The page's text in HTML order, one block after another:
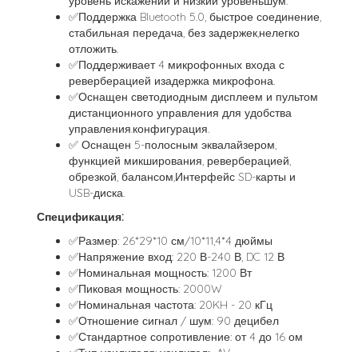
✅Поддержка Bluetooth 5.0, быстрое соединение,
стабильная передача, без задержек,нелегко
отложить.
✅Поддерживает 4 микрофонных входа с
реверберацией изадержка микрофона.
✅Оснащен светодиодным дисплеем и пультом
дистанционного управления для удобства
управления.конфигурация.
✅ Оснащен 5-полосным эквалайзером,
функцией микширования, реверберацией,
обрезкой, балансом,Интерфейс SD-карты и
USB-диска.
Спецификация:
✅Размер: 26*29*10 см/10*11,4*4 дюймы
✅Напряжение вход: 220 В-240 В, DC 12 В
✅Номинальная мощность: 1200 Вт
✅Пиковая мощность: 2000W
✅Номинальная частота: 20KH - 20 кГц
✅Отношение сигнал / шум: 90 децибел
✅Стандартное сопротивление: от 4 до 16 ом